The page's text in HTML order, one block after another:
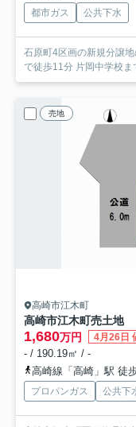
都市ガス 公共下水
石原町4区画の新規分譲地の角
で徒歩11分 片岡中学校
売地
高崎市江木町
高崎市江木町売土地
1,680万円 4月26日
- / 190.19㎡ / -
高崎線「高崎」駅 徒
プロパンガス 公共下